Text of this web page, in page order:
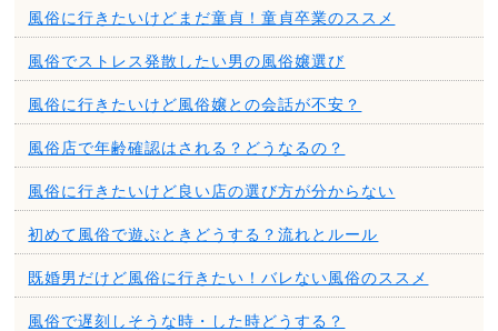
風俗に行きたいけどまだ童貞！童貞卒業のススメ
風俗でストレス発散したい男の風俗嬢選び
風俗に行きたいけど風俗嬢との会話が不安？
風俗店で年齢確認はされる？どうなるの？
風俗に行きたいけど良い店の選び方が分からない
初めて風俗で遊ぶときどうする？流れとルール
既婚男だけど風俗に行きたい！バレない風俗のススメ
風俗で遅刻しそうな時・した時どうする？